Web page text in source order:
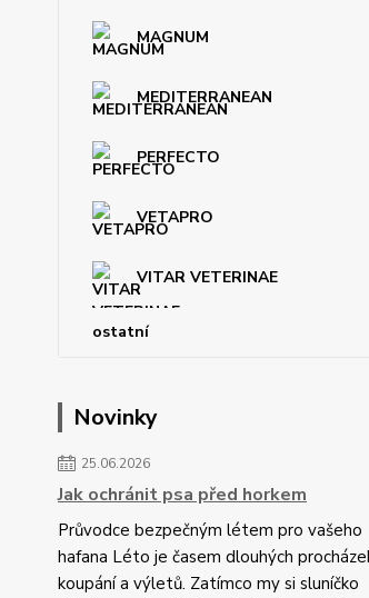
MAGNUM
MEDITERRANEAN
PERFECTO
VETAPRO
VITAR VETERINAE
ostatní
Novinky
25.06.2026
Jak ochránit psa před horkem
Průvodce bezpečným létem pro vašeho
hafana Léto je časem dlouhých
koupání a výletů. Zatímco my si sluníčko